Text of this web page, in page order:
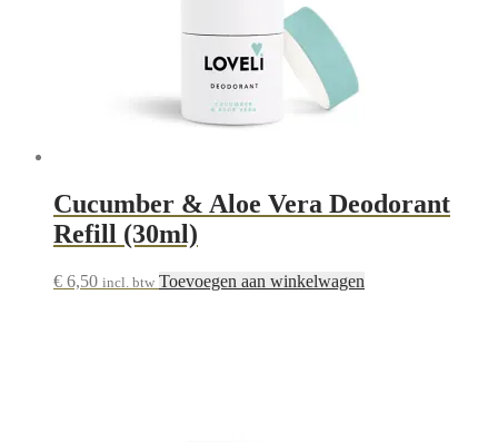
Cucumber & Aloe Vera Deodorant
Refill (30ml)
€ 6,50 incl. btw Toevoegen aan winkelwagen